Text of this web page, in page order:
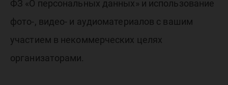
ФЗ «О персональных данных» и использование
фото-, видео- и аудиоматериалов с вашим
участием в некоммерческих целях
организаторами.